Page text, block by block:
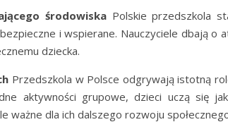
środowiskaPolskie przedszkola
i wspierane. Nauczyciele dbają o
dziecka.
Przedszkola w Polsce odgrywają istotną
aktywności grupowe, dzieci uczą się
ważne dla ich dalszego rozwoju